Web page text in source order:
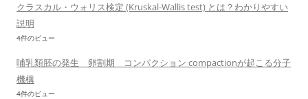
クラスカル・ウォリス検定 (Kruskal-Wallis test) とは？わかりやすい
説明
4件のビュー
哺乳類胚の発生 卵割期 コンパクション compactionが起こる分子
機構
4件のビュー